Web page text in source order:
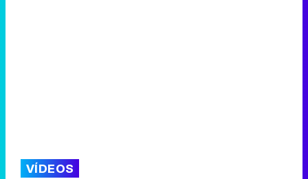
VÍDEOS